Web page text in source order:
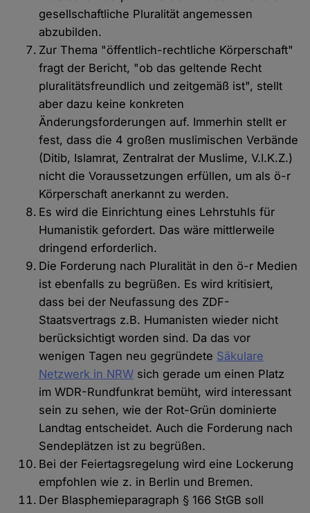
gesellschaftliche Pluralität angemessen
abzubilden.
Zur Thema "öffentlich-rechtliche Körperschaft"
fragt der Bericht, "ob das geltende Recht
pluralitätsfreundlich und zeitgemäß ist", stellt
aber dazu keine konkreten
Änderungsforderungen auf. Immerhin stellt er
fest, dass die 4 großen muslimischen Verbände
(Ditib, Islamrat, Zentralrat der Muslime, V.I.K.Z.)
nicht die Voraussetzungen erfüllen, um als ö-r
Körperschaft anerkannt zu werden.
Es wird die Einrichtung eines Lehrstuhls für
Humanistik gefordert. Das wäre mittlerweile
dringend erforderlich.
Die Forderung nach Pluralität in den ö-r Medien
ist ebenfalls zu begrüßen. Es wird kritisiert,
dass bei der Neufassung des ZDF-
Staatsvertrags z.B. Humanisten wieder nicht
berücksichtigt worden sind. Da das vor
wenigen Tagen neu gegründete Säkulare
Netzwerk in NRW sich gerade um einen Platz
im WDR-Rundfunkrat bemüht, wird interessant
sein zu sehen, wie der Rot-Grün dominierte
Landtag entscheidet. Auch die Forderung nach
Sendeplätzen ist zu begrüßen.
Bei der Feiertagsregelung wird eine Lockerung
empfohlen wie z. in Berlin und Bremen.
Der Blasphemieparagraph § 166 StGB soll